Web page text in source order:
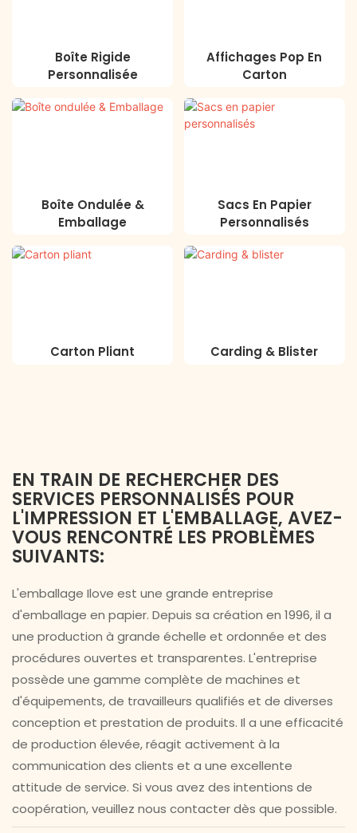
Boîte Rigide
Personnalisée
Affichages Pop En
Carton
Boîte Ondulée &
Emballage
Sacs En Papier
Personnalisés
Carton Pliant Carding & Blister
EN TRAIN DE RECHERCHER DES
SERVICES PERSONNALISÉS POUR
L'IMPRESSION ET L'EMBALLAGE, AVEZ-
VOUS RENCONTRÉ LES PROBLÈMES
SUIVANTS:
L'emballage Ilove est une grande entreprise
d'emballage en papier. Depuis sa création en 1996, il a
une production à grande échelle et ordonnée et des
procédures ouvertes et transparentes. L'entreprise
possède une gamme complète de machines et
d'équipements, de travailleurs qualifiés et de diverses
conception et prestation de produits. Il a une efficacité
de production élevée, réagit activement à la
communication des clients et a une excellente
attitude de service. Si vous avez des intentions de
coopération, veuillez nous contacter dès que possible.